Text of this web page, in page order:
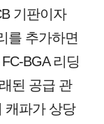
기판이자
를 추가하면
BGA 리딩
된 공급 관
캐파가 상당